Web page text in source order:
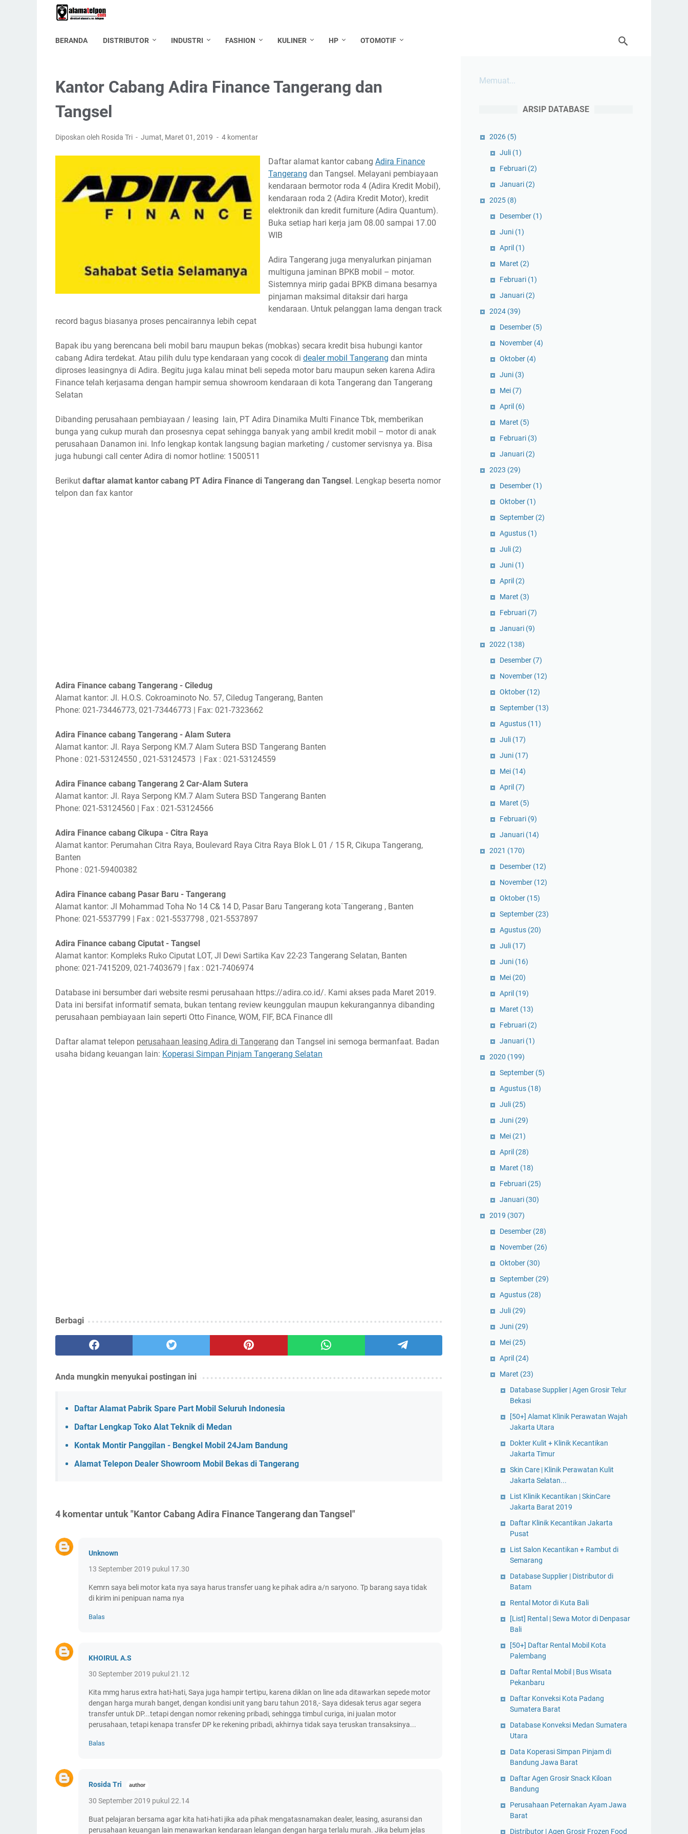
BERANDA DISTRIBUTOR INDUSTRI FASHION KULINER HP OTOMOTIF
Kantor Cabang Adira Finance Tangerang dan
Tangsel
Diposkan oleh Rosida Tri Jumat, Maret 01, 2019 4 komentar
Daftar alamat kantor cabang Adira Finance
Tangerang dan Tangsel. Melayani pembiayaan
kendaraan bermotor roda 4 (Adira Kredit Mobil),
kendaraan roda 2 (Adira Kredit Motor), kredit
elektronik dan kredit furniture (Adira Quantum).
Buka setiap hari kerja jam 08.00 sampai 17.00
WIB
Adira Tangerang juga menyalurkan pinjaman
multiguna jaminan BPKB mobil – motor.
Sistemnya mirip gadai BPKB dimana besarnya
pinjaman maksimal ditaksir dari harga
kendaraan. Untuk pelanggan lama dengan track
record bagus biasanya proses pencairannya lebih cepat
Bapak ibu yang berencana beli mobil baru maupun bekas (mobkas) secara kredit bisa hubungi kantor
cabang Adira terdekat. Atau pilih dulu type kendaraan yang cocok di dealer mobil Tangerang dan minta
diproses leasingnya di Adira. Begitu juga kalau minat beli sepeda motor baru maupun seken karena Adira
Finance telah kerjasama dengan hampir semua showroom kendaraan di kota Tangerang dan Tangerang
Selatan
Dibanding perusahaan pembiayaan / leasing lain, PT Adira Dinamika Multi Finance Tbk, memberikan
bunga yang cukup murah dan prosesnya cepat sehingga banyak yang ambil kredit mobil – motor di anak
perusahaan Danamon ini. Info lengkap kontak langsung bagian marketing / customer servisnya ya. Bisa
juga hubungi call center Adira di nomor hotline: 1500511
Berikut daftar alamat kantor cabang PT Adira Finance di Tangerang dan Tangsel. Lengkap beserta nomor
telpon dan fax kantor
Adira Finance cabang Tangerang - Ciledug
Alamat kantor: Jl. H.O.S. Cokroaminoto No. 57, Ciledug Tangerang, Banten
Phone: 021-73446773, 021-73446773 | Fax: 021-7323662
Adira Finance cabang Tangerang - Alam Sutera
Alamat kantor: Jl. Raya Serpong KM.7 Alam Sutera BSD Tangerang Banten
Phone : 021-53124550 , 021-53124573 | Fax : 021-53124559
Adira Finance cabang Tangerang 2 Car-Alam Sutera
Alamat kantor: Jl. Raya Serpong KM.7 Alam Sutera BSD Tangerang Banten
Phone: 021-53124560 | Fax : 021-53124566
Adira Finance cabang Cikupa - Citra Raya
Alamat kantor: Perumahan Citra Raya, Boulevard Raya Citra Raya Blok L 01 / 15 R, Cikupa Tangerang,
Banten
Phone : 021-59400382
Adira Finance cabang Pasar Baru - Tangerang
Alamat kantor: Jl Mohammad Toha No 14 C& 14 D, Pasar Baru Tangerang kota`Tangerang , Banten
Phone: 021-5537799 | Fax : 021-5537798 , 021-5537897
Adira Finance cabang Ciputat - Tangsel
Alamat kantor: Kompleks Ruko Ciputat LOT, Jl Dewi Sartika Kav 22-23 Tangerang Selatan, Banten
phone: 021-7415209, 021-7403679 | fax : 021-7406974
Database ini bersumber dari website resmi perusahaan https://adira.co.id/. Kami akses pada Maret 2019.
Data ini bersifat informatif semata, bukan tentang review keunggulan maupun kekurangannya dibanding
perusahaan pembiayaan lain seperti Otto Finance, WOM, FIF, BCA Finance dll
Daftar alamat telepon perusahaan leasing Adira di Tangerang dan Tangsel ini semoga bermanfaat. Badan
usaha bidang keuangan lain: Koperasi Simpan Pinjam Tangerang Selatan
Berbagi
Anda mungkin menyukai postingan ini
Daftar Alamat Pabrik Spare Part Mobil Seluruh Indonesia
Daftar Lengkap Toko Alat Teknik di Medan
Kontak Montir Panggilan - Bengkel Mobil 24Jam Bandung
Alamat Telepon Dealer Showroom Mobil Bekas di Tangerang
4 komentar untuk "Kantor Cabang Adira Finance Tangerang dan Tangsel"
Unknown
13 September 2019 pukul 17.30
Kemrn saya beli motor kata nya saya harus transfer uang ke pihak adira a/n saryono. Tp barang saya tidak
di kirim ini penipuan nama nya
Balas
KHOIRUL A.S
30 September 2019 pukul 21.12
Kita mmg harus extra hati-hati, Saya juga hampir tertipu, karena diklan on line ada ditawarkan sepede motor
dengan harga murah banget, dengan kondisi unit yang baru tahun 2018,- Saya didesak terus agar segera
transfer untuk DP...tetapi dengan nomor rekening pribadi, sehingga timbul curiga, ini jualan motor
perusahaan, tetapi kenapa transfer DP ke rekening pribadi, akhirnya tidak saya teruskan transaksinya...
Balas
Rosida Tri
30 September 2019 pukul 22.14
Buat pelajaran bersama agar kita hati-hati jika ada pihak mengatasnamakan dealer, leasing, asuransi dan
perusahaan keuangan lain menawarkan kendaraan lelangan dengan harga terlalu murah. Jika belum jelas
Memuat...
ARSIP DATABASE
2026 (5)
Juli (1)
Februari (2)
Januari (2)
2025 (8)
Desember (1)
Juni (1)
April (1)
Maret (2)
Februari (1)
Januari (2)
2024 (39)
Desember (5)
November (4)
Oktober (4)
Juni (3)
Mei (7)
April (6)
Maret (5)
Februari (3)
Januari (2)
2023 (29)
Desember (1)
Oktober (1)
September (2)
Agustus (1)
Juli (2)
Juni (1)
April (2)
Maret (3)
Februari (7)
Januari (9)
2022 (138)
Desember (7)
November (12)
Oktober (12)
September (13)
Agustus (11)
Juli (17)
Juni (17)
Mei (14)
April (7)
Maret (5)
Februari (9)
Januari (14)
2021 (170)
Desember (12)
November (12)
Oktober (15)
September (23)
Agustus (20)
Juli (17)
Juni (16)
Mei (20)
April (19)
Maret (13)
Februari (2)
Januari (1)
2020 (199)
September (5)
Agustus (18)
Juli (25)
Juni (29)
Mei (21)
April (28)
Maret (18)
Februari (25)
Januari (30)
2019 (307)
Desember (28)
November (26)
Oktober (30)
September (29)
Agustus (28)
Juli (29)
Juni (29)
Mei (25)
April (24)
Maret (23)
Database Supplier | Agen Grosir Telur
Bekasi
[50+] Alamat Klinik Perawatan Wajah
Jakarta Utara
Dokter Kulit + Klinik Kecantikan
Jakarta Timur
Skin Care | Klinik Perawatan Kulit
Jakarta Selatan...
List Klinik Kecantikan | SkinCare
Jakarta Barat 2019
Daftar Klinik Kecantikan Jakarta
Pusat
List Salon Kecantikan + Rambut di
Semarang
Database Supplier | Distributor di
Batam
Rental Motor di Kuta Bali
[List] Rental | Sewa Motor di Denpasar
Bali
[50+] Daftar Rental Mobil Kota
Palembang
Daftar Rental Mobil | Bus Wisata
Pekanbaru
Daftar Konveksi Kota Padang
Sumatera Barat
Database Konveksi Medan Sumatera
Utara
Data Koperasi Simpan Pinjam di
Bandung Jawa Barat
Daftar Agen Grosir Snack Kiloan
Bandung
Perusahaan Peternakan Ayam Jawa
Barat
Distributor | Agen Grosir Frozen Food